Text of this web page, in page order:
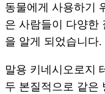
동물에게 사용하기
은 사람들이 다양한
을 알게 되었습니다.
말용 키네시오로지
두 본질적으로 같은